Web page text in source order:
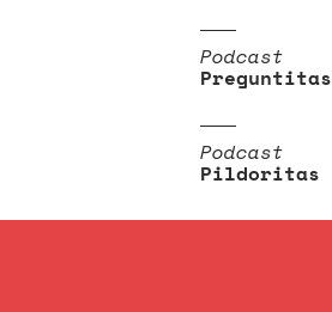
Podcast
Preguntitas
Podcast
Pildoritas